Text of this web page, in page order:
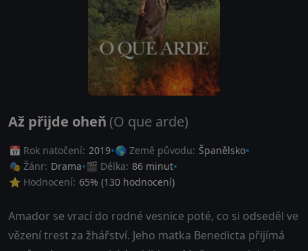
Až přijde oheň (O que arde)
📅 Rok natočení: 2019 🌎 Země původu: Španělsko
🎭 Žánr: Drama 🎬 Délka: 86 minut
⭐ Hodnocení: 65% (130 hodnocení)
Amador se vrací do rodné vesnice poté, co si odseděl ve
vězení trest za žhářství. Jeho matka Benedicta přijímá